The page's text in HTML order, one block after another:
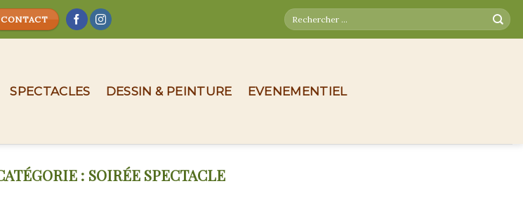
CONTACT
SPECTACLES DESSIN & PEINTURE EVENEMENTIEL
SOIRÉE SPECTACLE